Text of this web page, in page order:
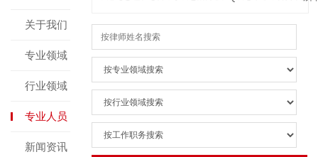
关于我们
专业领域
行业领域
专业人员
新闻资讯